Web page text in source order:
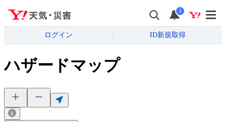
i
ログイン ID新規取得
ハザードマップ